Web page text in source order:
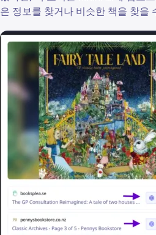
은 정보를 찾거나 비슷한 책을 찾을